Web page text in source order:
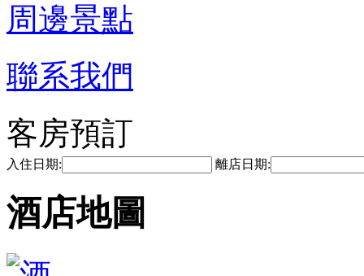
周邊景點
聯系我們
客房預訂
入住日期: 離店日期:
酒店地圖